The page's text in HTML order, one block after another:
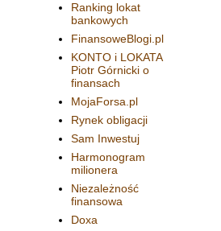
Ranking lokat
bankowych
FinansoweBlogi.pl
KONTO i LOKATA
Piotr Górnicki o
finansach
MojaForsa.pl
Rynek obligacji
Sam Inwestuj
Harmonogram
milionera
Niezależność
finansowa
Doxa